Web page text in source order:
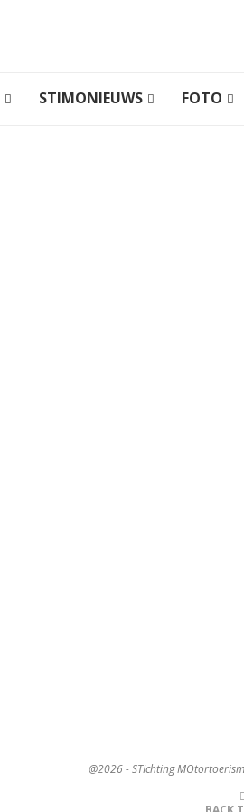
STIMONIEUWS FOTO
@2026 - STIchting